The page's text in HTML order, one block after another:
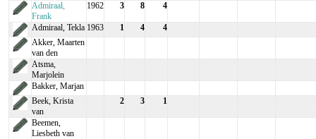
Admiraal,
Frank
1962 3 8 4
Admiraal, Tekla 1963 1 4
4
Akker, Maarten
van den
Atsma,
Marjolein
Bakker, Marjan
Beek, Krista
van
2 3 1
Beemen,
Liesbeth van